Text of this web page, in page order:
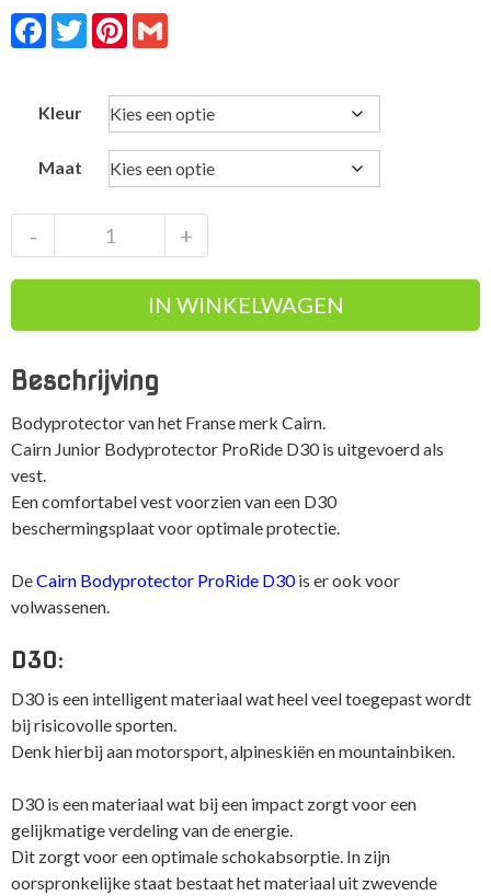
Facebook
TwitterPinterest
Kleur
Maat
Junior
Bodyprotector
D30
als
aantal
+
-
IN WINKELWAGEN
Beschrijving
Bodyprotector van het Franse merk Cairn.
Cairn Junior Bodyprotector ProRide D30 is uitgevoerd als
vest.
Een comfortabel vest voorzien van een D30
beschermingsplaat voor optimale protectie.
DeCairn Bodyprotector ProRide D30is er ook voor
volwassenen.
D30:
D30 is een intelligent materiaal wat heel veel toegepast wordt
bij risicovolle sporten.
Denk hierbij aan motorsport, alpineskiën en mountainbiken.
D30 is een materiaal wat bij een impact zorgt voor een
gelijkmatige verdeling van de energie.
Dit zorgt voor een optimale schokabsorptie. In zijn
oorspronkelijke staat bestaat het materiaal uit zwevende